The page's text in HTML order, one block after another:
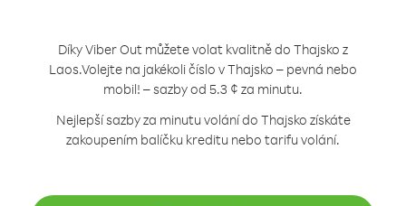
Díky Viber Out můžete volat kvalitně do Thajsko z
Laos.Volejte na jakékoli číslo v Thajsko – pevná nebo
mobil! – sazby od 5.3 ¢ za minutu.
Nejlepší sazby za minutu volání do Thajsko získáte
zakoupením balíčku kreditu nebo tarifu volání.